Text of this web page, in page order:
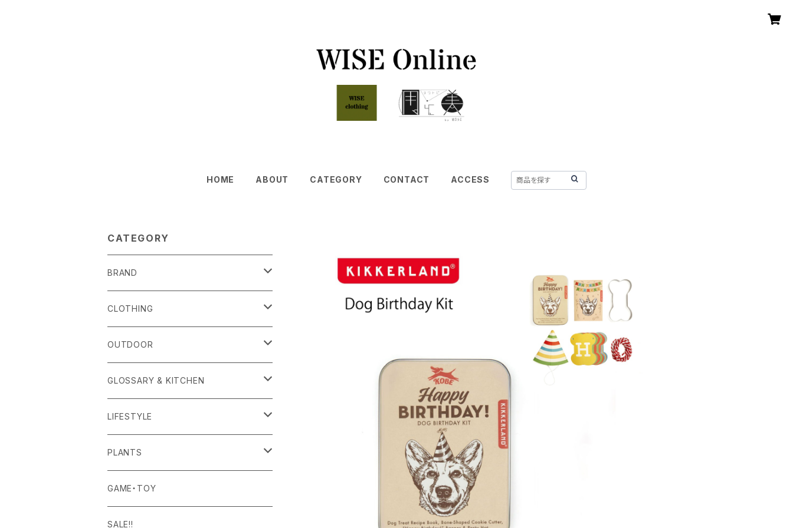
HOME ABOUT CATEGORY CONTACT ACCESS
CATEGORY
BRAND
alls
Amina Collection
APOTHEKE FRAGRANCE
BAICYCLON
BISQUE
Curry Mason
Detail
CLOTHING
OUTER
TOPS
BOTTOMS
ROOM WEAR
SHOES
HAT・CAP
OUTDOOR
CARRYING GOODS
LIGHTING
MILITARY GOODS
NITE IZE
S-BBINER
RGM
GLOSSARY & KITCHEN
FOOD
DRINK
KITCHEN GOODS
TABLEWARE
LIFESTYLE
ALOMA
ART PIECE
BODY & SKIN CARE
PLANTS
POTTED PLANTS
TERRARIUM
GAME・TOY
SALE!!